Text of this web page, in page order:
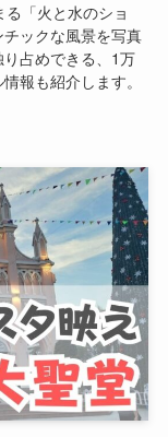
「火と水のショ
ックな風景を写真
占めできる、1万
報も紹介します。